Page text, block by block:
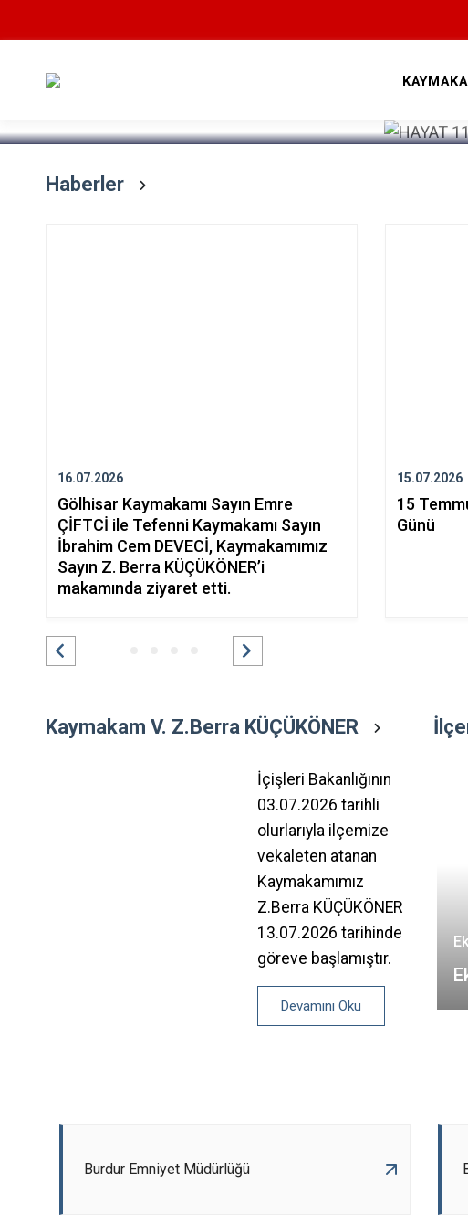
Haberler
16.07.2026
Gölhisar Kaymakamı Sayın Emre
ÇİFTCİ ile Tefenni Kaymakamı Sayın
İbrahim Cem DEVECİ, Kaymakamımız
Sayın Z. Berra KÜÇÜKÖNER’i
makamında ziyaret etti.
15.07.2026
15
Günü
Kaymakam V. Z.Berra KÜÇÜKÖNER
İçişleri Bakanlığının
03.07.2026 tarihli
olurlarıyla ilçemize
vekaleten atanan
Kaymakamımız
Z.Berra KÜÇÜKÖNER
13.07.2026 tarihinde
göreve başlamıştır.
Devamını Oku
Burdur Emniyet Müdürlüğü